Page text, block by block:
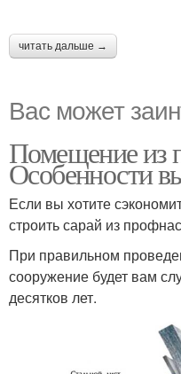
читать дальше →
Вас может
Помещение из
Особенности
Если вы хотите
строить сарай из
При правильном
сооружение будет вам
десятков лет.